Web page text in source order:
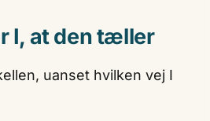
I, at den tæller
uanset hvilken vej I